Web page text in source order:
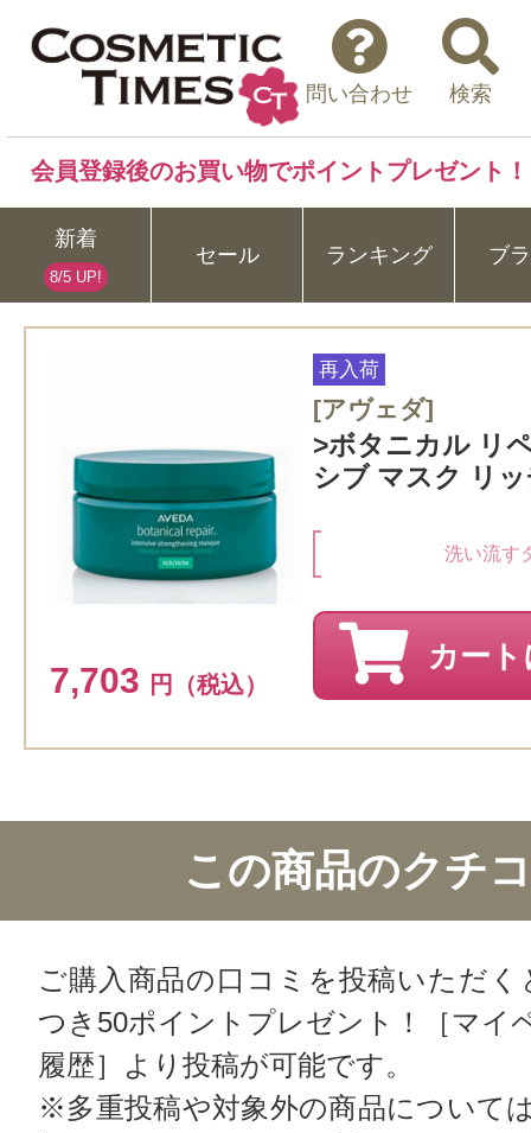
問い合わせ 検索
会員登録後のお買い物でポイントプレゼント！
新着
8/5 UP!
セール ランキング ブ
7,703 円（税込）
再入荷
[アヴェダ]
>ボタニカル リ
シブ マスク リ
洗い流す
カー
この商品のクチ
ご購入商品の口コミを投稿いただく
つき50ポイントプレゼント！［マイ
履歴］より投稿が可能です。
※多重投稿や対象外の商品について